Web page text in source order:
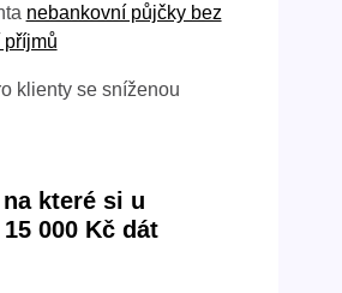
nebankovní půjčky bez
příjmů
klienty se sníženou
které si u
000 Kč dát